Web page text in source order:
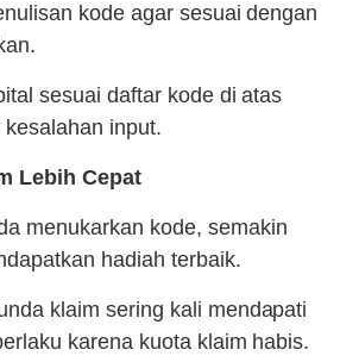
kode agar sesuai dengan
sesuai daftar kode di atas
input.
Lebih Cepat
menukarkan kode, semakin
hadiah terbaik.
klaim sering kali mendapati
karena kuota klaim habis.